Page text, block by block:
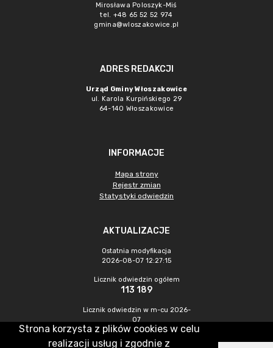
Mirosława Poloszyk-Miś
tel. +48 65 52 52 974
gmina@wloszakowice.pl
ADRES REDAKCJI
Urząd Gminy Włoszakowice
ul. Karola Kurpińskiego 29
64-140 Włoszakowice
INFORMACJE
Mapa strony
Rejestr zmian
Statystyki odwiedzin
AKTUALIZACJE
Ostatnia modyfikacja
2026-08-07 12:27:15
Licznik odwiedzin ogółem
113 189
Licznik odwiedzin w m-cu 2026-
07
519
Strona korzysta z plików cookies w celu
realizacji usług i zgodnie z